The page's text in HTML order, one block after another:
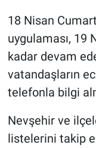
18 Nisan
uygulaması, 19
kadar devam
vatandaşların
telefonla bilgi
Nevşehir ve
listelerini takip